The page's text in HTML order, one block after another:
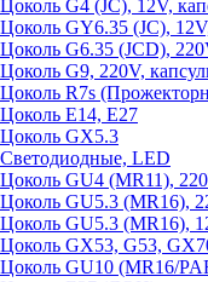
Цоколь G4 (JC), 12V,
Цоколь GY6.35 (JC),
Цоколь G6.35 (JCD),
Цоколь G9, 220V,
Цоколь R7s
Цоколь E14, E27
Цоколь GX5.3
Светодиодные, LED
Цоколь GU4 (MR11),
Цоколь GU5.3 (MR16),
Цоколь GU5.3 (MR16),
Цоколь GX53, G53,
Цоколь GU10 (MR16/